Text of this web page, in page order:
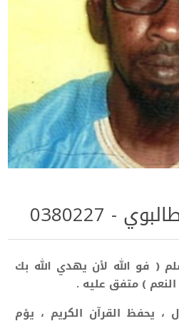
- 0380227
( فو الله لأن يهدي الله بك
) متفق عليه .
يحفظ القرآن الكريم ، يؤم